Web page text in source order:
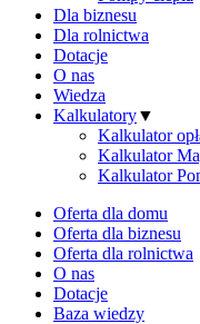
Dla biznesu
Dla rolnictwa
Dotacje
O nas
Wiedza
Kalkulatory▼
Kalkulator
Kalkulator
Kalkulator
Oferta dla domu
Oferta dla biznesu
Oferta dla rolnictwa
O nas
Dotacje
Baza wiedzy